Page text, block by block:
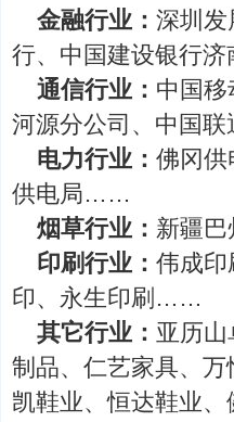
金融行业：深圳
行、中国建设银行
通信行业： 中国
河源分公司、中国
电力行业：佛冈
供电局……
烟草行业： 新疆
印刷行业：伟成
印、永生印刷……
其它行业： 亚历
制品、仁艺家具、
凯鞋业、恒达鞋业